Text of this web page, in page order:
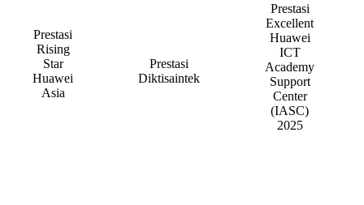
Prestasi
Rising
Star
Huawei
Asia
Prestasi
Diktisaintek
Prestasi
Excellent
Huawei
ICT
Academy
Support
Center
(IASC)
2025